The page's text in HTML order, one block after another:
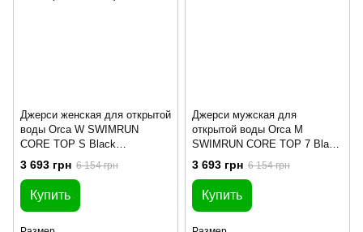
Джерси женская для открытой
воды Orca W SWIMRUN
CORE TOP S Black
(HVW44801)
3 693 грн 6 154 грн
Купить
Джерси мужская для
открытой воды Orca М
SWIMRUN CORE TOP 7 Black
(HVW30701)
3 693 грн 6 154 грн
Купить